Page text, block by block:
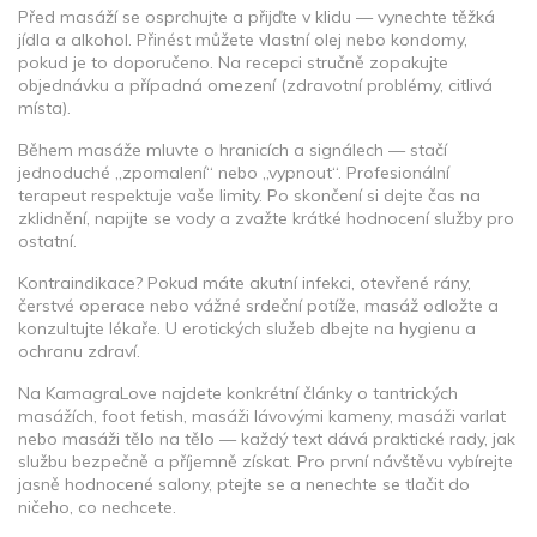
Před masáží se osprchujte a přijďte v klidu — vynechte těžká
jídla a alkohol. Přinést můžete vlastní olej nebo kondomy,
pokud je to doporučeno. Na recepci stručně zopakujte
objednávku a případná omezení (zdravotní problémy, citlivá
místa).
Během masáže mluvte o hranicích a signálech — stačí
jednoduché „zpomalení“ nebo „vypnout“. Profesionální
terapeut respektuje vaše limity. Po skončení si dejte čas na
zklidnění, napijte se vody a zvažte krátké hodnocení služby pro
ostatní.
Kontraindikace? Pokud máte akutní infekci, otevřené rány,
čerstvé operace nebo vážné srdeční potíže, masáž odložte a
konzultujte lékaře. U erotických služeb dbejte na hygienu a
ochranu zdraví.
Na KamagraLove najdete konkrétní články o tantrických
masážích, foot fetish, masáži lávovými kameny, masáži varlat
nebo masáži tělo na tělo — každý text dává praktické rady, jak
službu bezpečně a příjemně získat. Pro první návštěvu vybírejte
jasně hodnocené salony, ptejte se a nenechte se tlačit do
ničeho, co nechcete.